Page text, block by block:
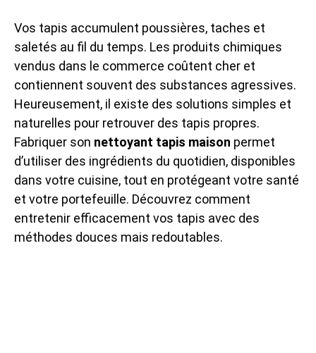
Vos tapis accumulent poussières, taches et
saletés au fil du temps. Les produits chimiques
vendus dans le commerce coûtent cher et
contiennent souvent des substances agressives.
Heureusement, il existe des solutions simples et
naturelles pour retrouver des tapis propres.
Fabriquer son nettoyant tapis maison permet
d’utiliser des ingrédients du quotidien, disponibles
dans votre cuisine, tout en protégeant votre santé
et votre portefeuille. Découvrez comment
entretenir efficacement vos tapis avec des
méthodes douces mais redoutables.